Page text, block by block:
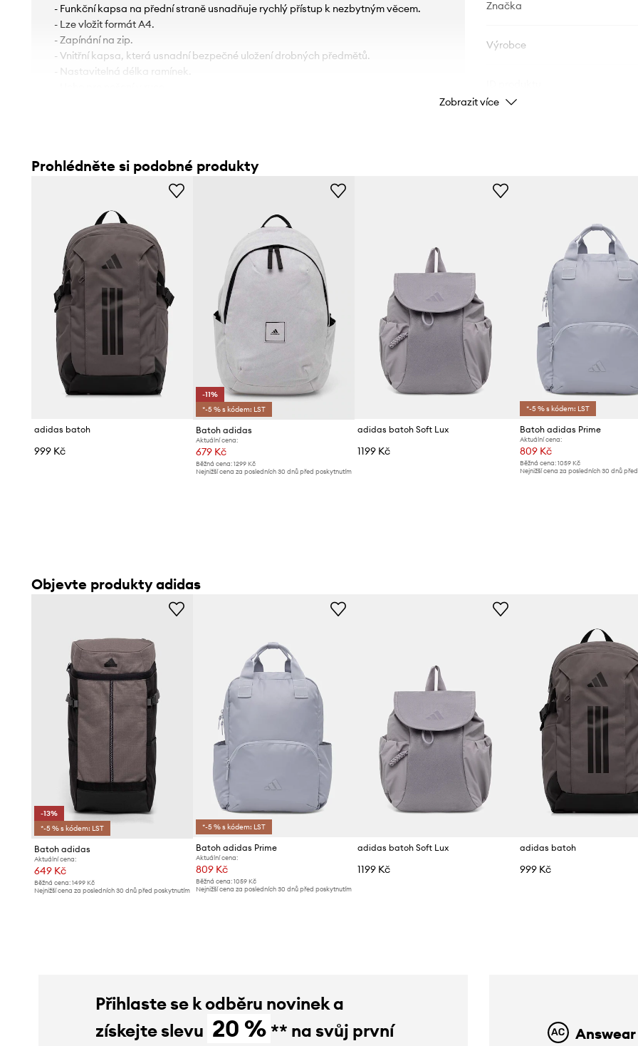
- Funkční kapsa na přední straně usnadňuje rychlý přístup k nezbytným věcem.
- Lze vložit formát A4.
- Zapínání na zip.
- Vnitřní kapsa, která usnadní bezpečné uložení drobných předmětů.
- Nastavitelná délka ramínek.
Značka
Výrobce
Zobrazit více
Prohlédněte si podobné produkty
adidas batoh
999 Kč
-11%
*-5 % s kódem: LST
Batoh adidas
Aktuální cena:
679 Kč
Běžná cena:1299 Kč
Nejnižší cena za posledních 30 dnů před poskytnutím
adidas batoh Soft Lux
1199 Kč
*-5 % s kódem: LST
Batoh adidas Prime
Aktuální cena:
809 Kč
Běžná cena: 1059 Kč
Nejnižší cena za posledních 30 dnů
Objevte produkty adidas
-13%
*-5 % s kódem: LST
Batoh adidas
Aktuální cena:
649 Kč
Běžná cena: 1499 Kč
Nejnižší cena za posledních 30 dnů před poskytnutím
*-5 % s kódem: LST
Batoh adidas Prime
Aktuální cena:
809 Kč
Běžná cena:1059 Kč
Nejnižší cena za posledních 30 dnů před poskytnutím
adidas batoh Soft Lux
1199 Kč
adidas batoh
999 Kč
Přihlaste se k odběru novinek a
získejte slevu 20 % ** na svůj první